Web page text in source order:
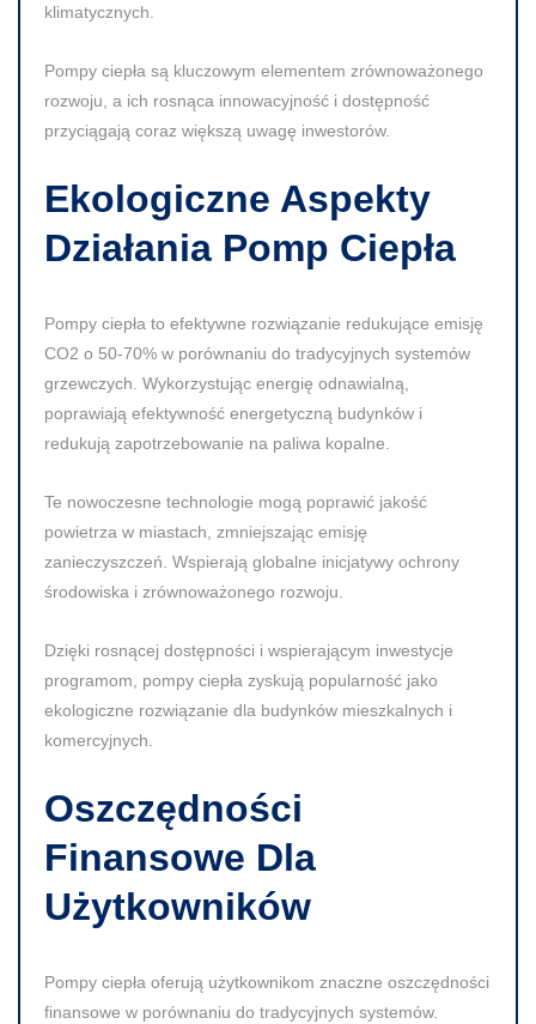
klimatycznych.
Pompy ciepła są kluczowym elementem zrównoważonego
rozwoju, a ich rosnąca innowacyjność i dostępność
przyciągają coraz większą uwagę inwestorów.
Ekologiczne Aspekty
Działania Pomp Ciepła
Pompy ciepła to efektywne rozwiązanie redukujące emisję
CO2 o 50-70% w porównaniu do tradycyjnych systemów
grzewczych. Wykorzystując energię odnawialną,
poprawiają efektywność energetyczną budynków i
redukują zapotrzebowanie na paliwa kopalne.
Te nowoczesne technologie mogą poprawić jakość
powietrza w miastach, zmniejszając emisję
zanieczyszczeń. Wspierają globalne inicjatywy ochrony
środowiska i zrównoważonego rozwoju.
Dzięki rosnącej dostępności i wspierającym inwestycje
programom, pompy ciepła zyskują popularność jako
ekologiczne rozwiązanie dla budynków mieszkalnych i
komercyjnych.
Oszczędności
Finansowe Dla
Użytkowników
Pompy ciepła oferują użytkownikom znaczne oszczędności
finansowe w porównaniu do tradycyjnych systemów.